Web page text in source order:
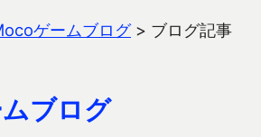
ゲームブログ> ブログ記事
ブログ